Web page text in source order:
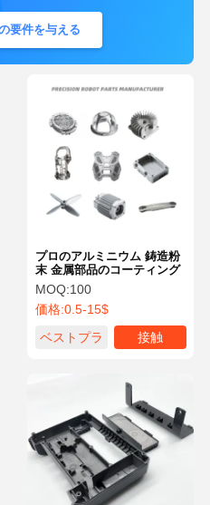
要件を与える
プロのアルミニウム 鋳造粉
末 金属部品のコーティング
MOQ:100
価格:0.5-15$
ベストプラ
接触